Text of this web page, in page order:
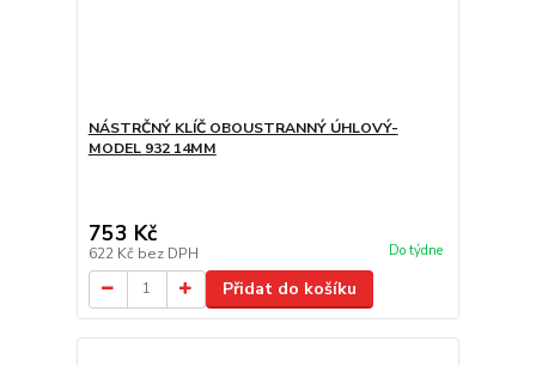
NÁSTRČNÝ KLÍČ OBOUSTRANNÝ ÚHLOVÝ-
MODEL 932 14MM
753 Kč
622 Kč bez DPH Do týdne
Přidat do košíku